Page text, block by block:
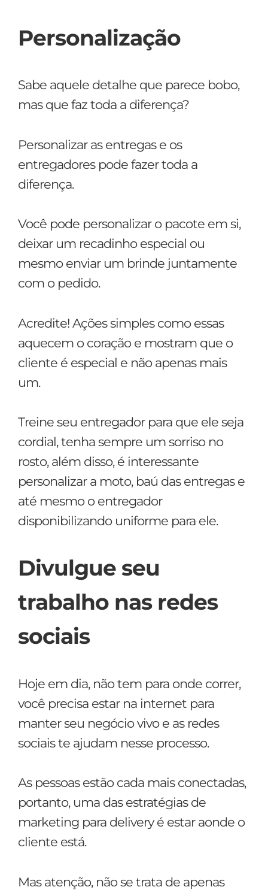
Personalização
Sabe aquele detalhe que parece bobo,
mas que faz toda a diferença?
Personalizar as entregas e os
entregadores pode fazer toda a
diferença.
Você pode personalizar o pacote em si,
deixar um recadinho especial ou
mesmo enviar um brinde juntamente
com o pedido.
Acredite! Ações simples como essas
aquecem o coração e mostram que o
cliente é especial e não apenas mais
um.
Treine seu entregador para que ele seja
cordial, tenha sempre um sorriso no
rosto, além disso, é interessante
personalizar a moto, baú das entregas e
até mesmo o entregador
disponibilizando uniforme para ele.
Divulgue seu
trabalho nas redes
sociais
Hoje em dia, não tem para onde correr,
você precisa estar na internet para
manter seu negócio vivo e as redes
sociais te ajudam nesse processo.
As pessoas estão cada mais conectadas,
portanto, uma das estratégias de
marketing para delivery é estar aonde o
cliente está.
Mas atenção, não se trata de apenas